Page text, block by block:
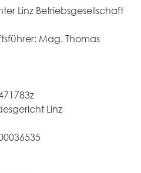
Linz Betriebsgesellschaft
Mag. Thomas
Linz